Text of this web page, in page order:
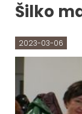
Šilko
2023-03-06